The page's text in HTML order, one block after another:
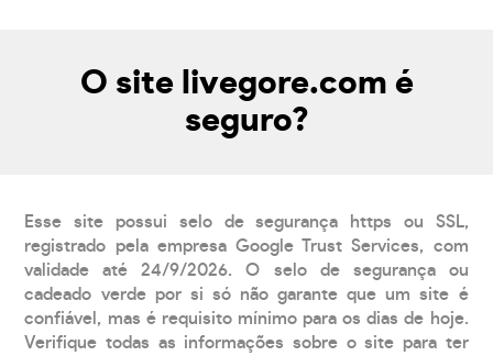
O site livegore.com é
seguro?
Esse site possui selo de segurança https ou SSL,
registrado pela empresa Google Trust Services, com
validade até 24/9/2026. O selo de segurança ou
cadeado verde por si só não garante que um site é
confiável, mas é requisito mínimo para os dias de hoje.
Verifique todas as informações sobre o site para ter